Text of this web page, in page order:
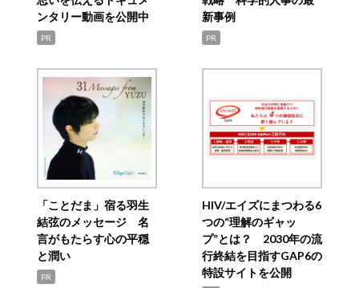
ンタリー動画を公開中
PR
新事例
PR
「ことだま」宿る羽生
結弦のメッセージ 名
言がもたらす心の平穏
と潤い
PR
HIV/エイズにまつわる6
つの“理解のギャッ
プ”とは？ 2030年の流
行終結を目指すGAP6の
特設サイトを公開